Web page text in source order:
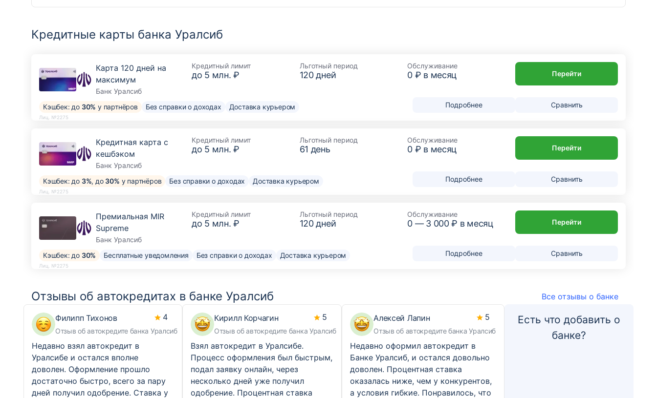
Кредитные карты банка Уралсиб
Карта 120 дней на
максимум
Банк Уралсиб
Кредитный лимит
до 5 млн. ₽
Льготный период
120дней
Обслуживание
0 ₽ в месяц
Кэшбек: до 30% у партнёров Без справки о доходах Доставка курьером Подробнее Сравнить
Перейти
Лиц. №2275
Кредитная карта с
кешбэком
Банк Уралсиб
Кредитный лимит
до 5 млн. ₽
Льготный период
61 день
Обслуживание
0 ₽ в месяц
Кэшбек: до 3%, до 30% у партнёров Без справки о доходах Доставка курьером Подробнее Сравнить
Перейти
Лиц. №2275
Премиальная MIR
Supreme
Банк Уралсиб
Кредитный лимит
до 5 млн. ₽
Льготный период
120дней
Обслуживание
0 — 3 000₽ в месяц
Кэшбек: до 30% Бесплатные уведомления Без справки о доходах Доставка курьером Подробнее Сравнить
Перейти
Лиц. №2275
Отзывы об автокредитах в банке Уралсиб Все отзывы о банке
Филипп Тихонов
Отзыв об автокредите банка Уралсиб
4
Недавно взял автокредит в
Уралсибе и остался вполне
доволен. Оформление прошло
достаточно быстро, всего за пару
дней получил одобрение. Ставка у
Кирилл Корчагин
Отзыв об автокредите банка Уралсиб
5
Взял автокредит в Уралсибе.
Процесс оформления был быстрым,
подал заявку онлайн, через
несколько дней уже получил
одобрение. Процентная ставка
Алексей Лапин
Отзыв об автокредите банка Уралсиб
5
Недавно оформил автокредит в
Банке Уралсиб, и остался довольно
доволен. Процентная ставка
оказалась ниже, чем у конкурентов,
а условия гибкие. Понравилось, что
Есть что добавить о
банке?